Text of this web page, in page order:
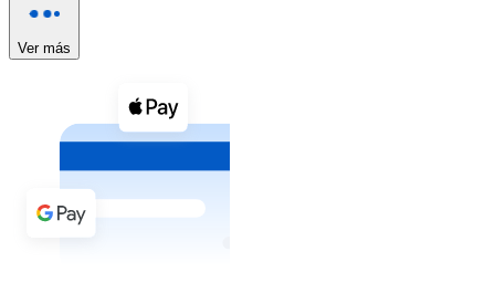
Ver todo
Compra criptomonedas con efectivo en tu tienda más
Comprar con efectivo
Transferencia SEPA
Ver más